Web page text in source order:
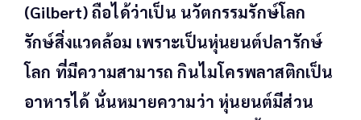
(Gilbert) ถือได้ว่าเป็น นวัตกรรมรักษ์โลก
รักษ์สิ่งแวดล้อม เพราะเป็นหุ่นยนต์ปลารักษ์
โลก ที่มีความสามารถ กินไมโครพลาสติกเป็น
อาหารได้ นั่นหมายความว่า หุ่นยนต์มีส่วน